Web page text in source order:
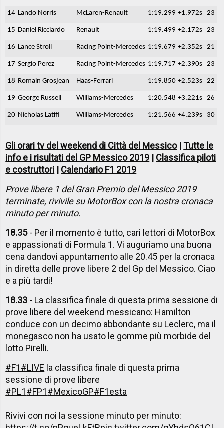
14 Lando Norris McLaren-Renault 1:19.299 +1.972s 23
15 Daniel Ricciardo Renault 1:19.499 +2.172s 23
16 Lance Stroll Racing Point-Mercedes 1:19.679 +2.352s 21
17 Sergio Perez Racing Point-Mercedes 1:19.717 +2.390s 23
18 Romain Grosjean Haas-Ferrari 1:19.850 +2.523s 22
19 George Russell Williams-Mercedes 1:20.548 +3.221s 26
20 Nicholas Latifi Williams-Mercedes 1:21.566 +4.239s 30
Gli orari tv del weekend di Città del Messico|Tutte le
info e i risultati del GP Messico 2019 | Classifica piloti
e costruttori | Calendario F1 2019
Prove libere 1 del Gran Premio del Messico 2019
terminate, rivivile su MotorBox con la nostra cronaca
minuto per minuto.
18.35- Per il momento è tutto, cari lettori di MotorBox
e appassionati di Formula 1. Vi auguriamo una buona
cena dandovi appuntamento alle 20.45 per la cronaca
in diretta delle prove libere 2 del Gp del Messico. Ciao
e a più tardi!
18.33 - La classifica finale di questa prima sessione di
prove libere del weekend messicano: Hamilton
conduce con un decimo abbondante su Leclerc, ma il
monegasco non ha usato le gomme più morbide del
lotto Pirelli.
#F1#LIVE la classifica finale di questa prima
sessione di prove libere
#PL1#FP1#MexicoGP#F1esta
Rivivi con noi la sessione minuto per minuto: